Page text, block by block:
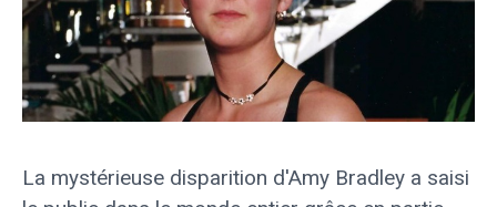
La mystérieuse disparition d'Amy Bradley a saisi